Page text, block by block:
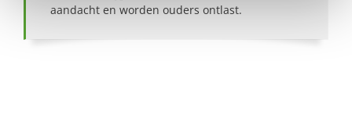
aandacht en worden ouders ontlast.